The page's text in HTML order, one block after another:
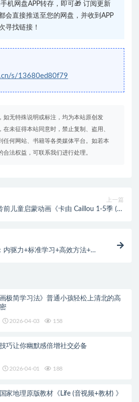
机网盘APP转存，即可🎁 订阅更新
会直接推送至您的网盘，并收到APP
寻找链接！
s/13680ed80f79
如无特殊说明或标注，均为本站原创发
在未征得本站同意时，禁止复制、盗用、
任何网站、书籍等各类媒体平台。如若本
合法权益，可联系我们进行处理。
上一篇
前儿童启蒙动画《卡由 Caillou 1-5季 (中
驱力+标准学习+高效方法+学
画极简学习法》普通小孩轻松上清北的高
2026-04-03 158
巧让你幽默感倍增社交必备
2026-04-01 188
家地理原版教材《Life (音视频+教材) 》